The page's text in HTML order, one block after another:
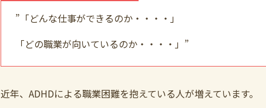
”「どんな仕事ができるのか・・・・」
「どの職業が向いているのか・・・・」”
近年、ADHDによる職業困難を抱えている人が増えています。